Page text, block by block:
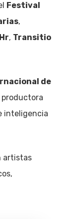
Festival
,
, Transitio
de
productora
inteligencia
artistas